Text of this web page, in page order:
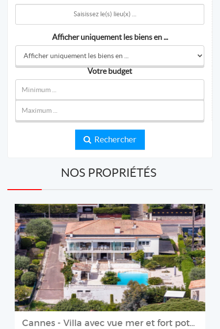
Afficher uniquement les biens en ...
Votre budget
Rechercher
NOS PROPRIÉTÉS
SPERACEDES IMMOBILIER
Cannes - Villa avec vue mer et fort potentiel